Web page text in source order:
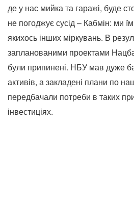
де у нас мийка та гаражі, буде
не погоджує сусід – Кабмін: ми
якихось інших міркувань. В
запланованими проектами
були припинені. НБУ мав дуже
активів, а закладені плани по
передбачали потреби в таких
інвестиціях.